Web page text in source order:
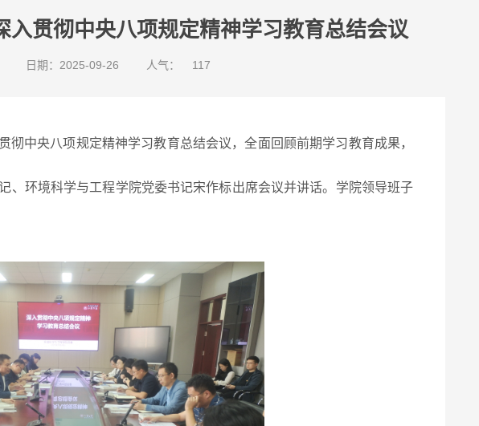
贯彻中央八项规定精神学习教育总结会议
日期：2025-09-26 人气： 117
中央八项规定精神学习教育总结会议，全面回顾前期学习教育成果，
、环境科学与工程学院党委书记宋作标出席会议并讲话。学院领导班子